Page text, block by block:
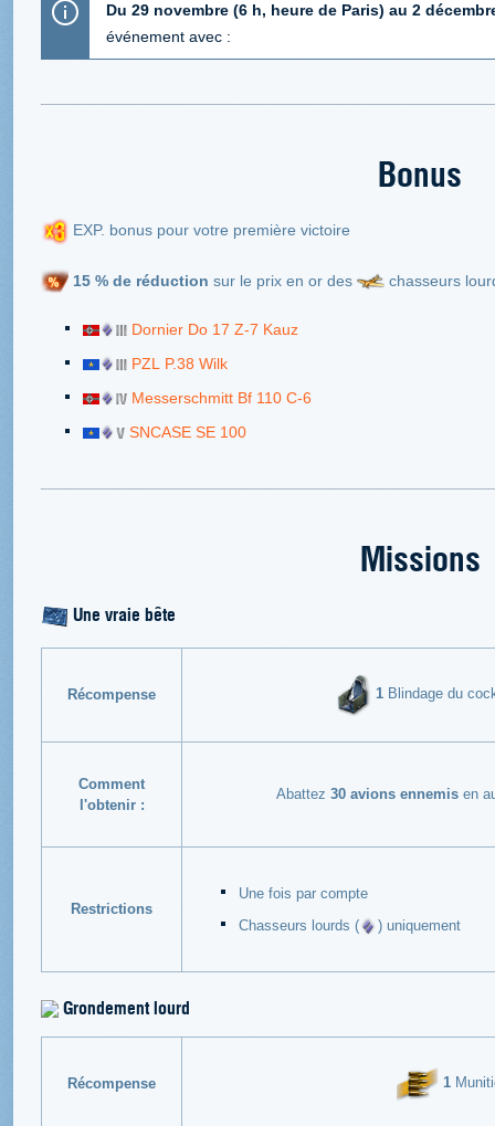
Du 29 novembre (6 h, heure de Paris) au 2
événement avec :
Bonus
EXP. bonus pour votre première victoire
15 % de réduction sur le prix en or des chasseurs
Dornier Do 17 Z-7 Kauz
PZL P.38 Wilk
Messerschmitt Bf 110 C-6
SNCASE SE 100
Missions
Une vraie bête
Récompense 1Blindage du
Comment
l'obtenir :
Abattez 30 avions ennemis en
Restrictions
Une fois par compte
Chasseurs lourds (
) uniquement
Grondement lourd
Récompense 1